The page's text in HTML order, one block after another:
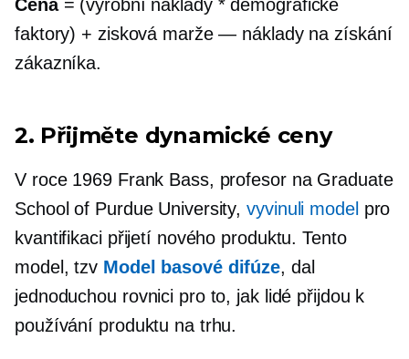
Cena= (výrobní náklady * demografické
faktory) + zisková marže — náklady na získání
zákazníka.
2. Přijměte dynamické ceny
V roce 1969 Frank Bass, profesor na Graduate
School of Purdue University,vyvinuli model pro
kvantifikaci přijetí nového produktu. Tento
model, tzv Model basové difúze, dal
jednoduchou rovnici pro to, jak lidé přijdou k
používání produktu na trhu.